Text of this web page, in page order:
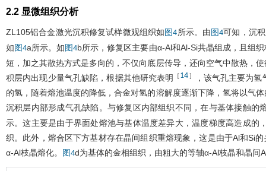
2.2 显微组织分析
ZL105铝合金激光沉积修复试样微观组织如 图4所示。由 图4可知，沉
如 图4a所示。如 图4b所示，修复区主要由α-Al和Al-Si共晶组成，且组
短，加之其散热方式是多向的，不仅向底层传导，还向空气中散热，
积层内出现少量气孔缺陷，根据其他研究表明
［14］
，该气孔主要为
的氢，随着熔池温度的降低，合金对氢的溶解度逐渐下降，氢将以气
沉积层内部形成气孔缺陷。与修复区内部组织不同，在与基体接触
示。这主要是由于界面处熔池与基体温度差异大，温度梯度高造成
织。此外，熔合区下方基材存在晶间组织重熔现象，这是由于Al和Si
α-Al枝晶熔化。
图4d为基体的金相组织，由粗大的等轴α-Al枝晶和晶